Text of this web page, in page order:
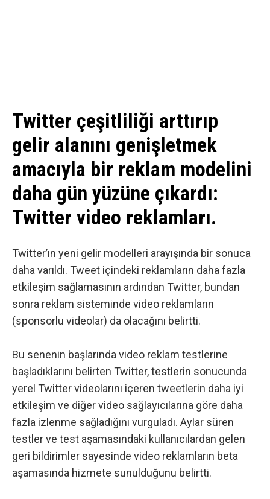
Twitter çeşitliliği arttırıp
gelir alanını genişletmek
amacıyla bir reklam modelini
daha gün yüzüne çıkardı:
Twitter video reklamları.
Twitter’ın yeni gelir modelleri arayışında bir sonuca
daha varıldı. Tweet içindeki reklamların daha fazla
etkileşim sağlamasının ardından Twitter, bundan
sonra reklam sisteminde video reklamların
(sponsorlu videolar) da olacağını belirtti.
Bu senenin başlarında video reklam testlerine
başladıklarını belirten Twitter, testlerin sonucunda
yerel Twitter videolarını içeren tweetlerin daha iyi
etkileşim ve diğer video sağlayıcılarına göre daha
fazla izlenme sağladığını vurguladı. Aylar süren
testler ve test aşamasındaki kullanıcılardan gelen
geri bildirimler sayesinde video reklamların beta
aşamasında hizmete sunulduğunu belirtti.